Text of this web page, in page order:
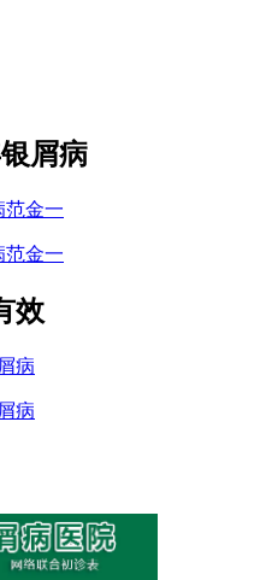
屑病
范金一
范金一
效
病
病